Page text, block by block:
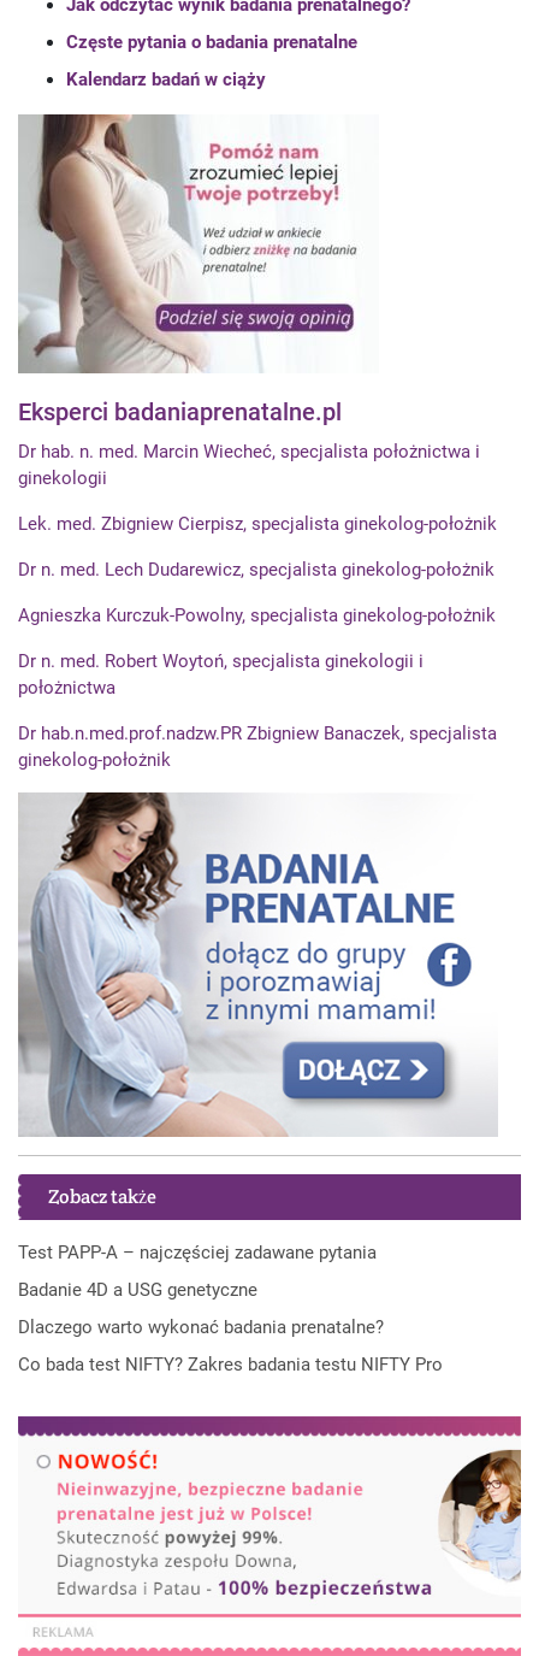
Jak odczytać wynik badania prenatalnego?
Częste pytania o badania prenatalne
Kalendarz badań w ciąży
Eksperci badaniaprenatalne.pl
Dr hab. n. med. Marcin Wiecheć, specjalista położnictwa i
ginekologii
Lek. med. Zbigniew Cierpisz, specjalista ginekolog-położnik
Dr n. med. Lech Dudarewicz, specjalista ginekolog-położnik
Agnieszka Kurczuk-Powolny, specjalista ginekolog-położnik
Dr n. med. Robert Woytoń, specjalista ginekologii i
położnictwa
Dr hab.n.med.prof.nadzw.PR Zbigniew Banaczek, specjalista
ginekolog-położnik
Zobacz także
Test PAPP-A – najczęściej zadawane pytania
Badanie 4D a USG genetyczne
Dlaczego warto wykonać badania prenatalne?
Co bada test NIFTY? Zakres badania testu NIFTY Pro